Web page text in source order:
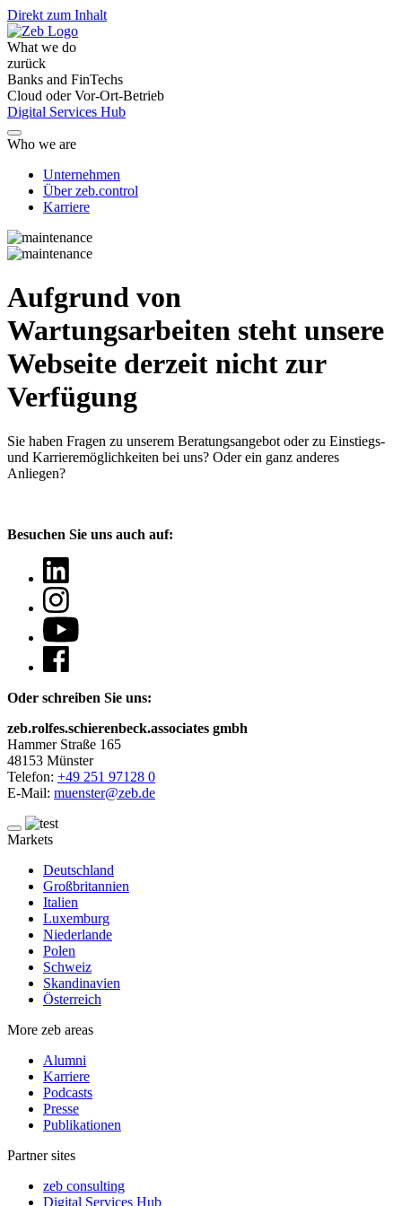
Direkt zum Inhalt
What we do
zurück
Banks and FinTechs
Cloud oder Vor-Ort-Betrieb
Digital Services Hub
Who we are
Unternehmen
Über zeb.control
Karriere
Aufgrund von
Wartungsarbeiten steht unsere
Webseite derzeit nicht zur
Verfügung
Sie haben Fragen zu unserem Beratungsangebot oder zu Einstiegs-
und Karrieremöglichkeiten bei uns? Oder ein ganz anderes
Anliegen?
Besuchen Sie uns auch auf:
Oder schreiben Sie uns:
zeb.rolfes.schierenbeck.associates gmbh
Hammer Straße 165
48153 Münster
Telefon: +49 251 97128 0
E-Mail: muenster@zeb.de
Markets
Deutschland
Großbritannien
Italien
Luxemburg
Niederlande
Polen
Schweiz
Skandinavien
Österreich
More zeb areas
Alumni
Karriere
Podcasts
Presse
Publikationen
Partner sites
zeb consulting
Digital Services Hub